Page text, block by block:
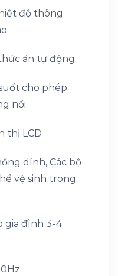
độ thông
ăn tự động
cho phép
nồi.
thị LCD
dính, Các bộ
vệ sinh trong
gia đình 3-4